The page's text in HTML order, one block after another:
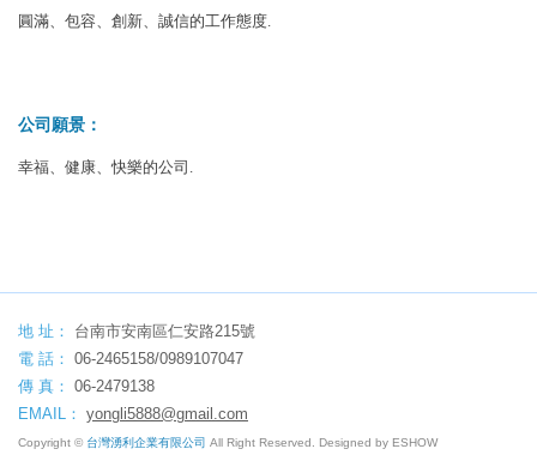
圓滿、包容、創新、誠信的工作態度.
公司願景：
幸福、健康、快樂的公司.
地 址：
台南市安南區仁安路215號
電 話： 06-2465158/0989107047
傳 真： 06-2479138
EMAIL： yongli5888@gmail.com
Copyright © 台灣湧利企業有限公司 All Right Reserved. Designed by ESHOW